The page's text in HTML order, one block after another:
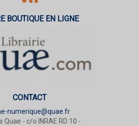
BOUTIQUE EN LIGNE
CONTACT
numerique@quae.fr
Quae - c/o INRAE RD 10 -